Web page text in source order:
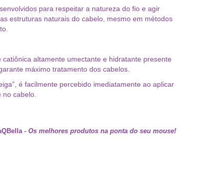
para respeitar a natureza do fio e agir
estruturas naturais do cabelo, mesmo em métodos
catiônica altamente umectante e hidratante presente
máximo tratamento dos cabelos.
é facilmente percebido imediatamente ao aplicar
cabelo.
- Os melhores produtos na ponta do seu mouse!